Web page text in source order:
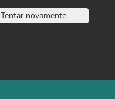
Tentar novamente